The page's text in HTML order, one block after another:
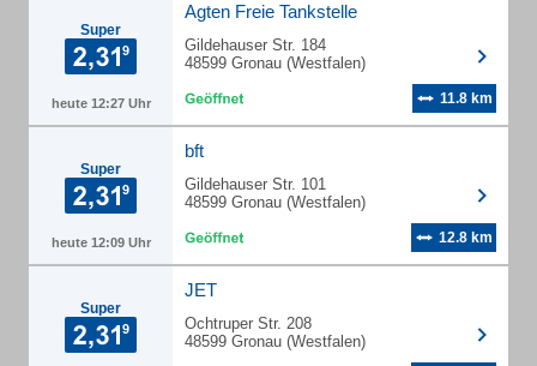
Super
heute 12:27 Uhr
Agten Freie Tankstelle
Gildehauser Str. 184
48599 Gronau (Westfalen)
11.8 km
Super
heute 12:09 Uhr
bft
Gildehauser Str. 101
48599 Gronau (Westfalen)
12.8 km
Super
JET
Ochtruper Str. 208
48599 Gronau (Westfalen)